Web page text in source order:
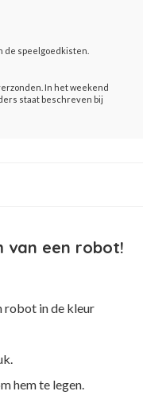
de speelgoedkisten.
In het weekend
staat beschreven bij
van een robot!
robot in de kleur
hem te legen.